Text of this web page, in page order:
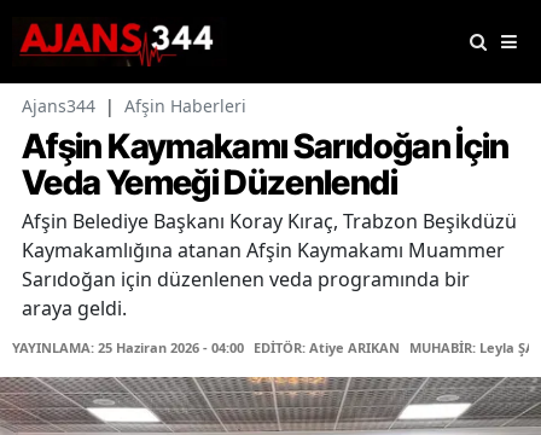
Ajans344 | Afşin Haberleri
Afşin Kaymakamı Sarıdoğan İçin
Veda Yemeği Düzenlendi
Afşin Belediye Başkanı Koray Kıraç, Trabzon Beşikdüzü
Kaymakamlığına atanan Afşin Kaymakamı Muammer
Sarıdoğan için düzenlenen veda programında bir
araya geldi.
YAYINLAMA: 25 Haziran 2026 - 04:00 EDİTÖR: Atiye ARIKAN MUHABİR: Leyla